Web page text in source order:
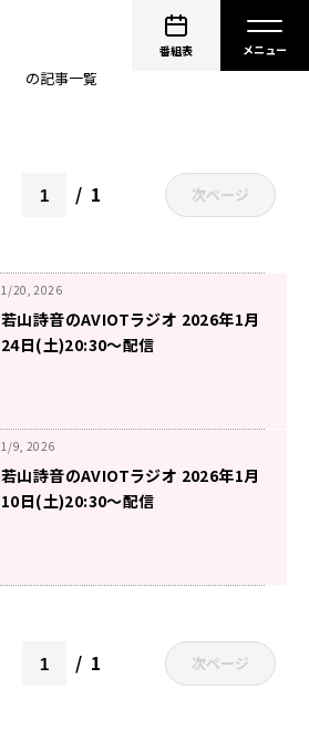
番組表
の記事一覧
1 次ページ
1/20, 2026
若山詩音のAVIOTラジオ 2026年1月
24日(土)20:30～配信
1/9, 2026
若山詩音のAVIOTラジオ 2026年1月
10日(土)20:30～配信
1 次ページ